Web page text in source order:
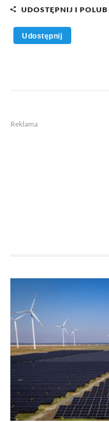
UDOSTĘPNIJ I POLUB
Udostępnij
Reklama